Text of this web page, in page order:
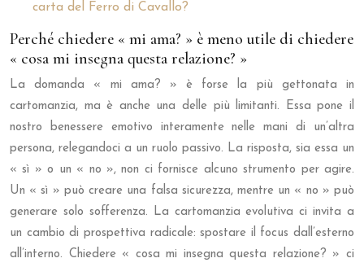
carta del Ferro di Cavallo?
Perché chiedere « mi ama? » è meno utile di chiedere
« cosa mi insegna questa relazione? »
La domanda « mi ama? » è forse la più gettonata in
cartomanzia, ma è anche una delle più limitanti. Essa pone il
nostro benessere emotivo interamente nelle mani di un’altra
persona, relegandoci a un ruolo passivo. La risposta, sia essa un
« sì » o un « no », non ci fornisce alcuno strumento per agire.
Un « sì » può creare una falsa sicurezza, mentre un « no » può
generare solo sofferenza. La cartomanzia evolutiva ci invita a
un cambio di prospettiva radicale: spostare il focus dall’esterno
all’interno. Chiedere « cosa mi insegna questa relazione? » ci